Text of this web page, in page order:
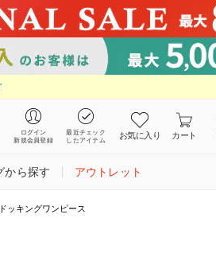
ログイン
新規会員登録
最近チェック
したアイテム
お気に入り カート
から探す アウトレット
ッキングワンピース